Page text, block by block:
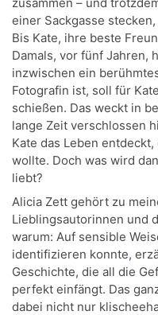
zusammen – und
einer Sackgasse
Bis Kate, ihre beste
Damals, vor fünf Jahren,
inzwischen ein
Fotografin ist, soll für
schießen. Das weckt in
lange Zeit verschlossen
Kate das Leben
wollte. Doch was wird
liebt?
Alicia Zett gehört zu
Lieblingsautorinnen und
warum: Auf sensible
identifizieren konnte,
Geschichte, die all die
perfekt einfängt. Das
dabei nicht nur